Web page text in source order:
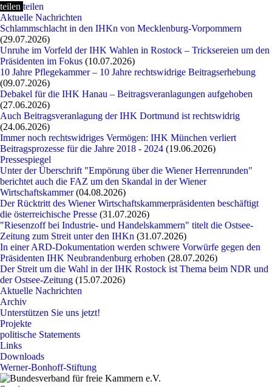
teilen teilen
Aktuelle Nachrichten
Schlammschlacht in den IHKn von Mecklenburg-Vorpommern
(29.07.2026)
Unruhe im Vorfeld der IHK Wahlen in Rostock – Tricksereien um den
Präsidenten im Fokus (10.07.2026)
10 Jahre Pflegekammer – 10 Jahre rechtswidrige Beitragserhebung
(09.07.2026)
Debakel für die IHK Hanau – Beitragsveranlagungen aufgehoben
(27.06.2026)
Auch Beitragsveranlagung der IHK Dortmund ist rechtswidrig
(24.06.2026)
Immer noch rechtswidriges Vermögen: IHK München verliert
Beitragsprozesse für die Jahre 2018 - 2024 (19.06.2026)
Pressespiegel
Unter der Überschrift "Empörung über die Wiener Herrenrunden"
berichtet auch die FAZ um den Skandal in der Wiener
Wirtschaftskammer(04.08.2026)
Der Rücktritt des Wiener Wirtschaftskammerpräsidenten beschäftigt
die österreichische Presse (31.07.2026)
"Riesenzoff bei Industrie- und Handelskammern" titelt die Ostsee-
Zeitung zum Streit unter den IHKn (31.07.2026)
In einer ARD-Dokumentation werden schwere Vorwürfe gegen den
Präsidenten IHK Neubrandenburg erhoben (28.07.2026)
Der Streit um die Wahl in der IHK Rostock ist Thema beim NDR und
der Ostsee-Zeitung (15.07.2026)
Aktuelle Nachrichten
Archiv
Unterstützen Sie uns jetzt!
Projekte
politische Statements
Links
Downloads
Werner-Bonhoff-Stiftung